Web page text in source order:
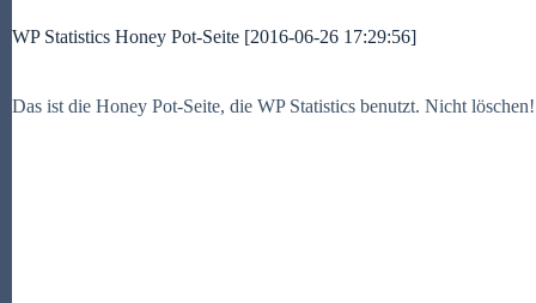
WP Statistics Honey Pot-Seite [2016-06-26 17:29:56]
Das ist die Honey Pot-Seite, die WP Statistics benutzt. Nicht löschen!